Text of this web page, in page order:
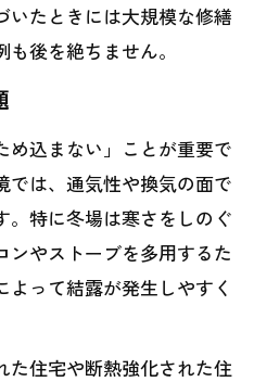
いたときには大規模な修繕
後を絶ちません。
め込まない」ことが重要で
では、通気性や換気の面で
。特に冬場は寒さをしのぐ
ンやストーブを多用するた
って結露が発生しやすく
た住宅や断熱強化された住